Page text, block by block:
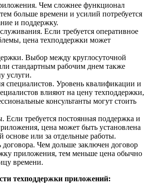
Чем сложнее функционал
больше времени и усилий потребуется
и поддержку.
Если требуется оперативное
цена техподдержки может
Выбор между круглосуточной
стандартным рабочим днем также
услуги.
специалистов. Уровень квалификации и
влияют на цену техподдержки,
консультанты могут стоить
Если требуется постоянная поддержка и
цена может быть установлена
основе или за отдельные работы.
договора. Чем дольше заключен договор
приложения, тем меньше цена обычно
времени.
техподдержки приложений: